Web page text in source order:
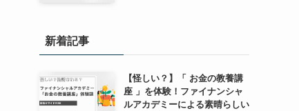
新着記事
【怪しい？】「 お金の教養講
座 」を体験！ファイナンシャ
ルアカデミーによる素晴らしい